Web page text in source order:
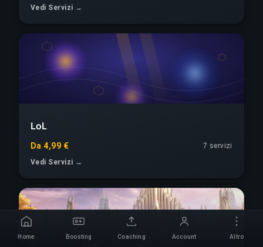
Vedi Servizi →
LoL
Da 4,99 €
7 servizi
Vedi Servizi →
Home Boosting Coaching Account Altro